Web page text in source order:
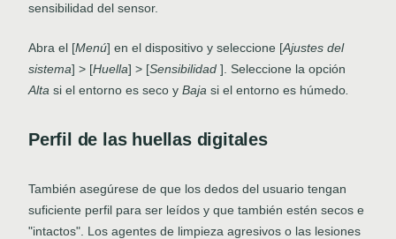
sensibilidad del sensor.
Abra el [Menú] en el dispositivo y seleccione [Ajustes del
sistema] > [Huella] > [Sensibilidad ]. Seleccione la opción
Alta si el entorno es seco y Baja si el entorno es húmedo
Perfil de las huellas digitales
También asegúrese de que los dedos del usuario tengan
suficiente perfil para ser leídos y que también estén secos e
"intactos". Los agentes de limpieza agresivos o las lesiones